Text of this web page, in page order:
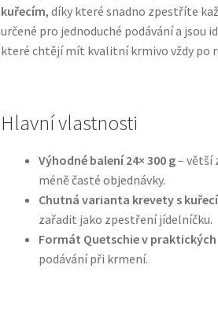
kuřecím, díky které snadno zpestříte
určené pro jednoduché podávání a jsou
které chtějí mít kvalitní krmivo vždy po
Hlavní vlastnosti
Výhodné balení 24× 300 g– větší
méně časté objednávky.
Chutná varianta krevety s
zařadit jako zpestření jídelníčku.
Formát Quetschie v
podávání při krmení.